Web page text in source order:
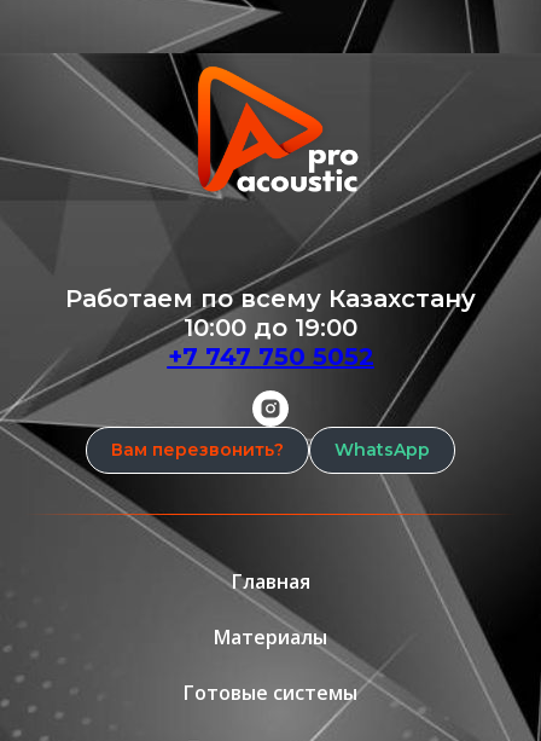
Работаем по всему Казахстану
10:00 до 19:00
+7 747 750 5052
Вам перезвонить? WhatsApp
Главная
Материалы
Готовые системы